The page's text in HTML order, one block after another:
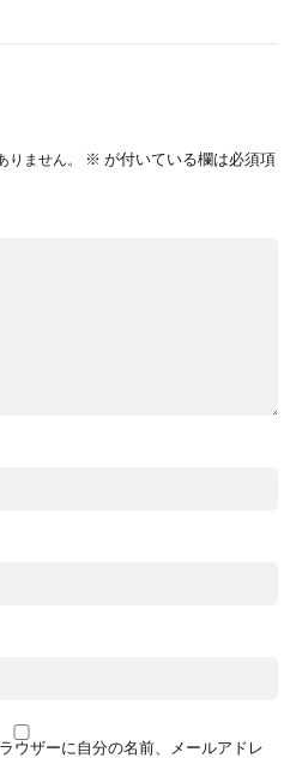
ません。 ※ が付いている欄は必須項
ウザーに自分の名前、メールアドレ